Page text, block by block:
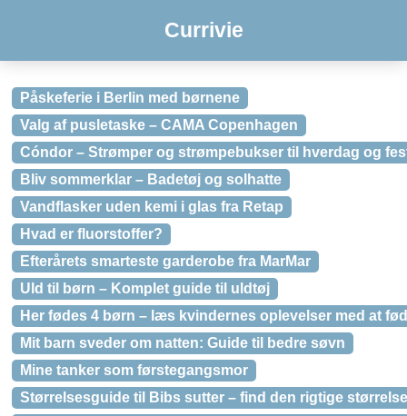
Currivie
Påskeferie i Berlin med børnene
Valg af pusletaske – CAMA Copenhagen
Cóndor – Strømper og strømpebukser til hverdag og
Bliv sommerklar – Badetøj og solhatte
Vandflasker uden kemi i glas fra Retap
Hvad er fluorstoffer?
Efterårets smarteste garderobe fra MarMar
Uld til børn – Komplet guide til uldtøj
Her fødes 4 børn – læs kvindernes oplevelser med at
Mit barn sveder om natten: Guide til bedre søvn
Mine tanker som førstegangsmor
Størrelsesguide til Bibs sutter – find den rigtige